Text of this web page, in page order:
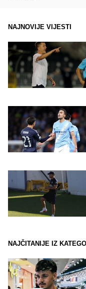
NAJNOVIJE VIJESTI
NAJČITANIJE IZ